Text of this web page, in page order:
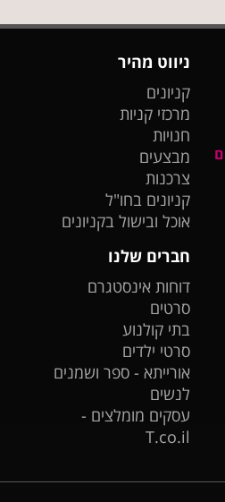
ניווט מהיר
קניונים
מרכזי קניות
חנויות
מבצעים
צרכנות
קניונים בחו"ל
אוכל ובישול בקניונים
חברים שלנו
דוחות אינסטגרם
סרטים
בתי קולנוע
סרטי ילדים
אורייתא - ספר ושמנים
לנשים
עסקים מומלצים -
T.co.il